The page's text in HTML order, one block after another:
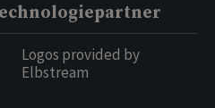
Logos provided by
Elbstream